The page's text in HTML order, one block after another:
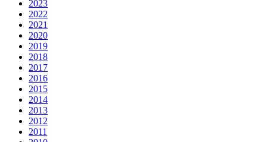
2023
2022
2021
2020
2019
2018
2017
2016
2015
2014
2013
2012
2011